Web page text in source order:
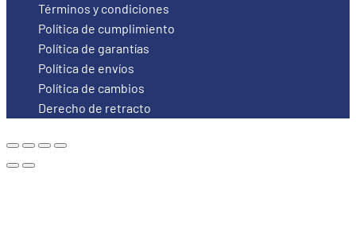
Términos y condiciones
Política de cumplimiento
Política de garantías
Política de envíos
Política de cambios
Derecho de retracto